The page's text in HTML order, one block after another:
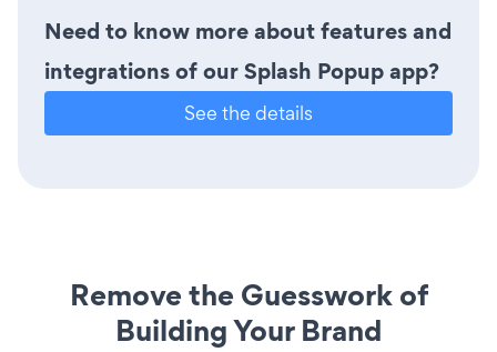
Need to know more about features and
integrations of our Splash Popup app?
See the details
Remove the Guesswork of
Building Your Brand